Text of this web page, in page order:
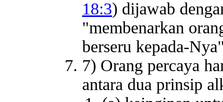
18:3) dijawab
"membenarkan
berseru kepada-
7) Orang percaya
antara dua prinsip